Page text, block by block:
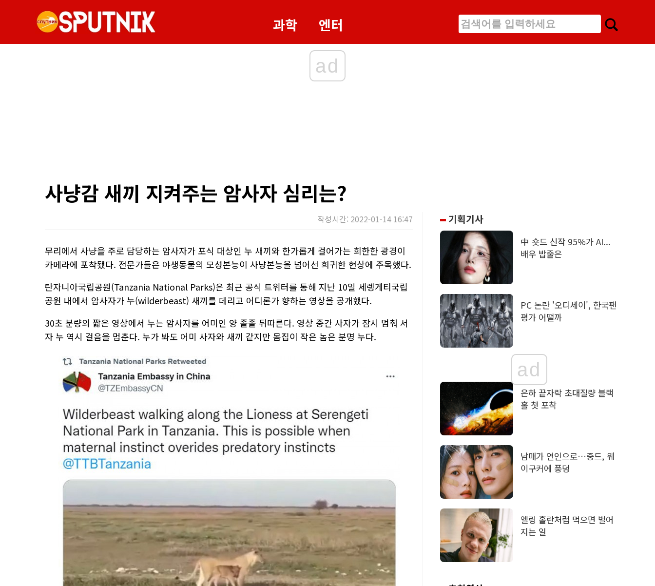
과학 엔터
ad
사냥감 새끼 지켜주는 암사자 심리는?
작성시간: 2022-01-14 16:47
무리에서 사냥을 주로 담당하는 암사자가 포식 대상인 누 새끼와 한가롭게 걸어가는 희한한 광경이
카메라에 포착됐다. 전문가들은 야생동물의 모성본능이 사냥본능을 넘어선 희귀한 현상에 주목했다.
탄자니아국립공원(Tanzania National Parks)은 최근 공식 트위터를 통해 지난 10일 세렝게티국립
공원 내에서 암사자가 누(wilderbeast) 새끼를 데리고 어디론가 향하는 영상을 공개했다.
30초 분량의 짧은 영상에서 누는 암사자를 어미인 양 졸졸 뒤따른다. 영상 중간 사자가 잠시 멈춰 서
자 누 역시 걸음을 멈춘다. 누가 봐도 어미 사자와 새끼 같지만 몸집이 작은 놈은 분명 누다.
기획기사
中 숏드 신작 95%가 AI...
배우 밥줄은
PC 논란 '오디세이', 한국팬
평가 어떨까
ad
은하 끝자락 초대질량 블랙
홀 첫 포착
남매가 연인으로…중드, 웨
이구커에 풍덩
엘링 홀란처럼 먹으면 벌어
지는 일